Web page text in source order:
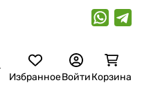
ИзбранноеВойтиКорзина